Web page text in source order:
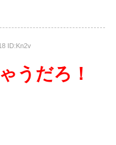
ID:Kn2v
うだろ！